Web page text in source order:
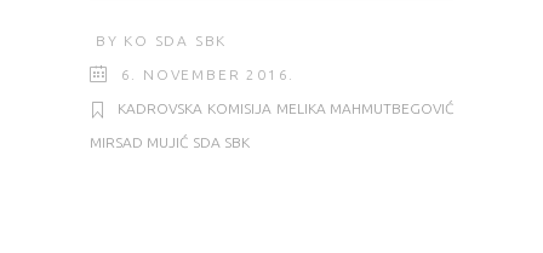
BY KO SDA SBK
6. NOVEMBER 2016.
KADROVSKA KOMISIJA MELIKA MAHMUTBEGOVIĆ
MIRSAD MUJIĆ SDA SBK